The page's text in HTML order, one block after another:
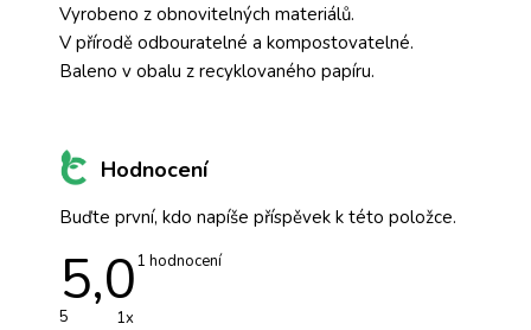
Vyrobeno z obnovitelných materiálů.
V přírodě odbouratelné a kompostovatelné.
Baleno v obalu z recyklovaného papíru.
Hodnocení
Buďte první, kdo napíše příspěvek k této položce.
5,0Průměrné
1 hodnocení
5
1x